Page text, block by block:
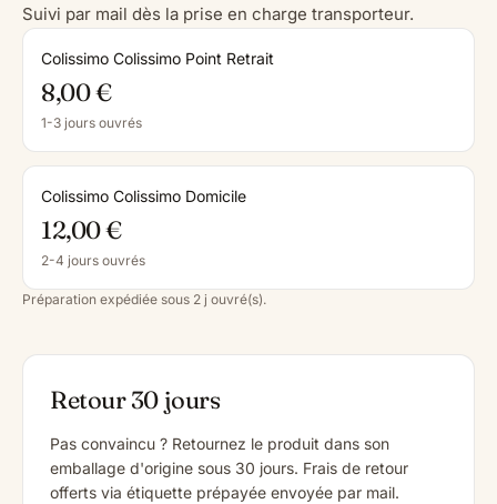
Suivi par mail dès la prise en charge transporteur.
Colissimo Colissimo Point Retrait
8,00 €
1-3 jours ouvrés
Colissimo Colissimo Domicile
12,00 €
2-4 jours ouvrés
Préparation expédiée sous 2 j ouvré(s).
Retour 30 jours
Pas convaincu ? Retournez le produit dans son
emballage d'origine sous 30 jours. Frais de retour
offerts via étiquette prépayée envoyée par mail.